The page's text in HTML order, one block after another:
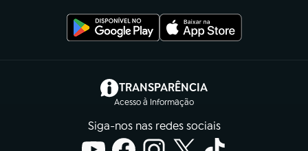
TRANSPARÊNCIA
Acesso à Informação
(abre em nova aba)
Siga-nos nas redes sociais